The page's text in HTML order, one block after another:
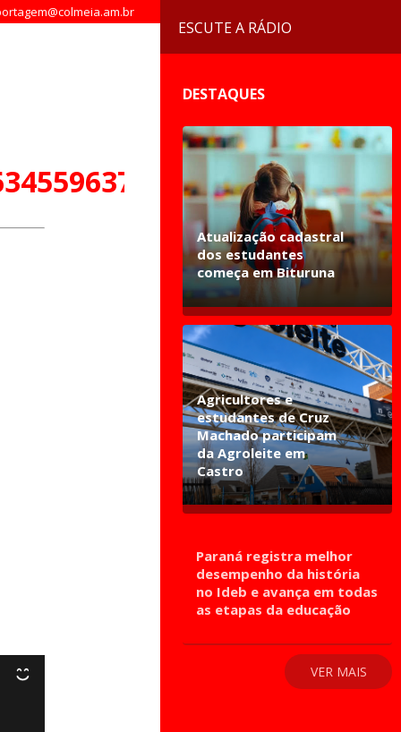
ESCUTE A RÁDIO
DESTAQUES
Atualização cadastral
dos estudantes
começa em Bituruna
Agricultores e
estudantes de Cruz
Machado participam
da Agroleite em
Castro
Paraná registra melhor
desempenho da história
no Ideb e avança em todas
as etapas da educação
VER MAIS